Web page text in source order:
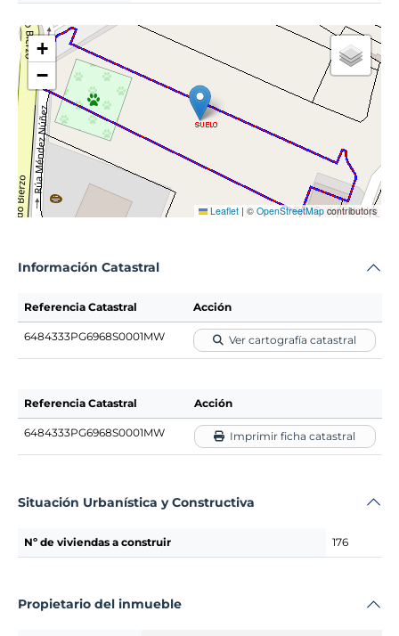
+
−
Leaflet | © OpenStreetMap contributors
Información Catastral
Referencia Catastral Acción
6484333PG6968S0001MW Ver cartografía catastral
Referencia Catastral Acción
6484333PG6968S0001MW Imprimir ficha catastral
Situación Urbanística y Constructiva
Nº de viviendas a construir 176
Propietario del inmueble